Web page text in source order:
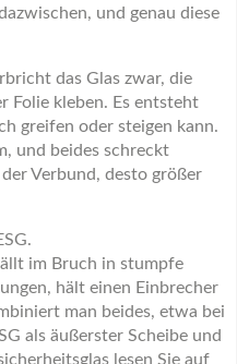
und genau diese
das Glas zwar, die
Folie kleben. Es entsteht
greifen oder steigen kann.
und beides schreckt
Verbund, desto größer
im Bruch in stumpfe
hält einen Einbrecher
man beides, etwa bei
als äußerster Scheibe und
lesen Sie auf